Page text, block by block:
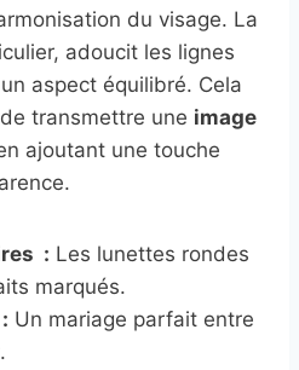
du visage. La
adoucit les lignes
aspect équilibré. Cela
transmettre une image
ajoutant une touche
: Les lunettes rondes
marqués.
Un mariage parfait entre